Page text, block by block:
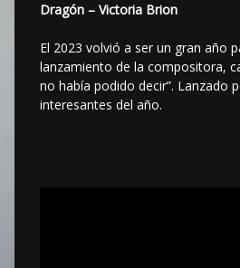
Dragón – Victoria Brion
El 2023 volvió a ser un gran año
lanzamiento de la compositora,
no había podido decir”. Lanzado
interesantes del año.